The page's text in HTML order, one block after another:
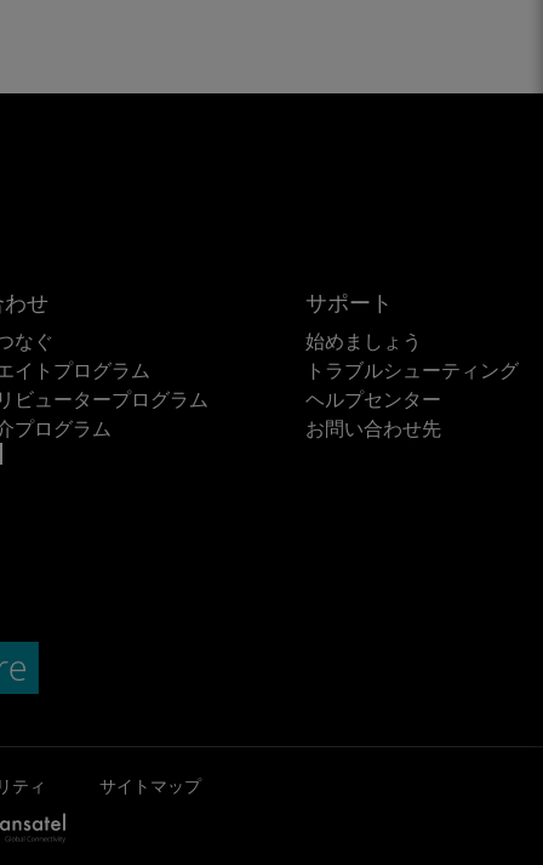
せ
なぐ
イトプログラム
ビュータープログラム
プログラム
サポート
始めましょう
トラブルシューティング
ヘルプセンター
お問い合わせ先
ティ サイトマップ